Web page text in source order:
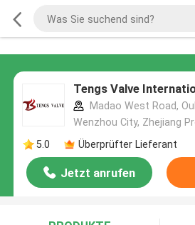
Tengs Valve
Madao West Road,
Wenzhou City, Zhejiang
5.0
Überprüfter Lieferant
Jetzt anrufen